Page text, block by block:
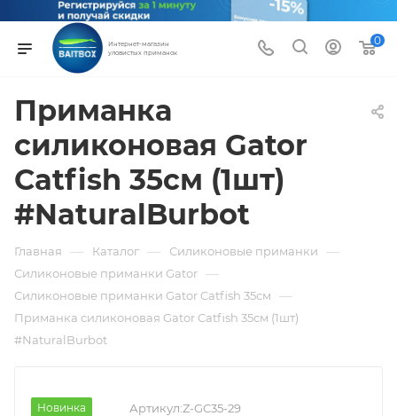
Интернет-магазин
уловистых приманок
0
Приманка
силиконовая Gator
Catfish 35см (1шт)
#NaturalBurbot
Главная — Каталог — Силиконовые приманки —
Силиконовые приманки Gator —
Силиконовые приманки Gator Catfish 35см —
Приманка силиконовая Gator Catfish 35см (1шт)
#NaturalBurbot
Новинка Артикул:Z-GC35-29